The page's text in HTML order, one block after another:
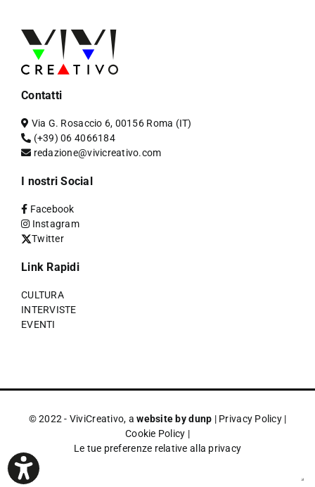
Contatti
Via G. Rosaccio 6, 00156 Roma (IT)
(+39) 06 4066184
redazione@vivicreativo.com
I nostri Social
Facebook
Instagram
Twitter
Link Rapidi
CULTURA
INTERVISTE
EVENTI
© 2022 - ViviCreativo, awebsite by dunp | Privacy Policy|
Cookie Policy |
Le tue preferenze relative alla privacy